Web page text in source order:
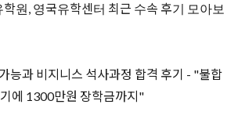
원, 영국유학센터 최근 수속 후기 모아보
능과 비지니스 석사과정 합격 후기 - "불합
에 1300만원 장학금까지"